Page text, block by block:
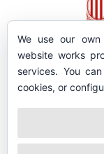
We use our
website works
services. You
cookies, or